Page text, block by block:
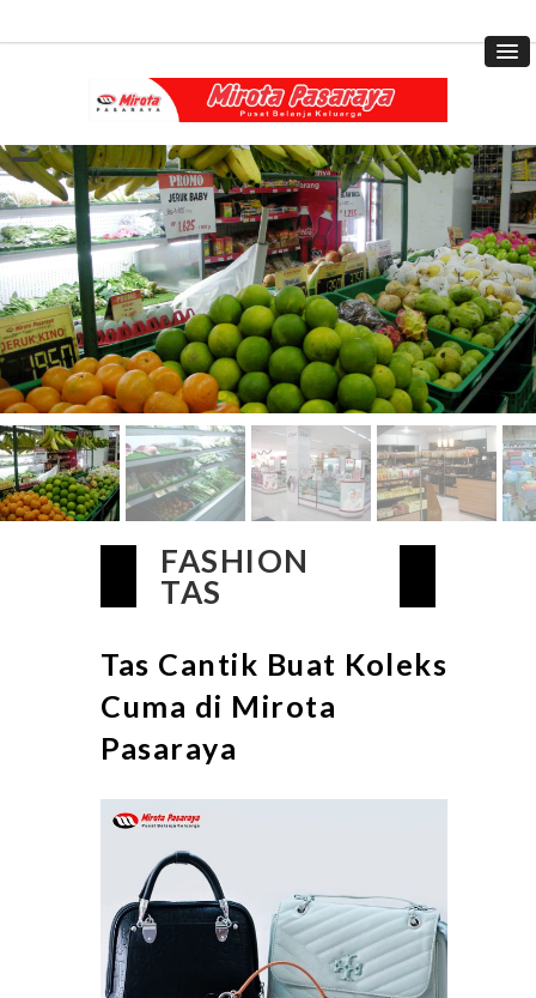
FASHION
TAS
Tas Cantik Buat Koleksi
Cuma di Mirota
Pasaraya